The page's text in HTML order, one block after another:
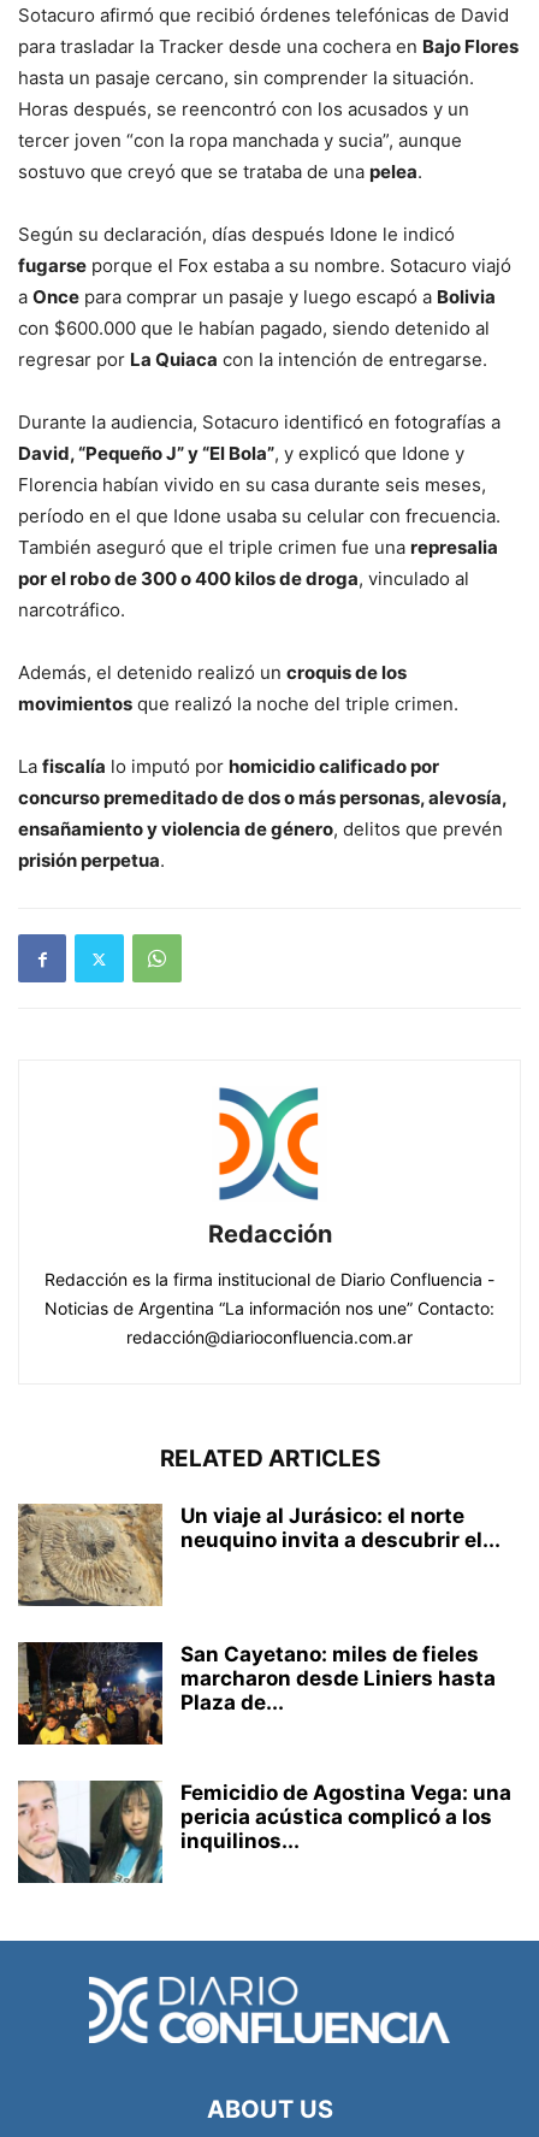
Sotacuro afirmó que recibió órdenes telefónicas de David
para trasladar la Tracker desde una cochera en Bajo Flores
hasta un pasaje cercano, sin comprender la situación.
Horas después, se reencontró con los acusados y un
tercer joven “con la ropa manchada y sucia”, aunque
sostuvo que creyó que se trataba de una pelea.
Según su declaración, días después Idone le indicó
fugarse porque el Fox estaba a su nombre. Sotacuro viajó
a Once para comprar un pasaje y luego escapó a Bolivia
con $600.000 que le habían pagado, siendo detenido al
regresar por La Quiaca con la intención de entregarse.
Durante la audiencia, Sotacuro identificó en fotografías a
David, “Pequeño J” y “El Bola”, y explicó que Idone y
Florencia habían vivido en su casa durante seis meses,
período en el que Idone usaba su celular con frecuencia.
También aseguró que el triple crimen fue una represalia
por el robo de 300 o 400 kilos de droga, vinculado al
narcotráfico.
Además, el detenido realizó un croquis de los
movimientos que realizó la noche del triple crimen.
La fiscalía lo imputó por homicidio calificado por
concurso premeditado de dos o más personas, alevosía,
ensañamiento y violencia de género, delitos que prevén
prisión perpetua.
Redacción
Redacción es la firma institucional de Diario Confluencia -
Noticias de Argentina “La información nos une” Contacto:
redacción@diarioconfluencia.com.ar
RELATED ARTICLES
Un viaje al Jurásico: el norte
neuquino invita a descubrir el...
San Cayetano: miles de fieles
marcharon desde Liniers hasta
Plaza de...
Femicidio de Agostina Vega: una
pericia acústica complicó a los
inquilinos...
ABOUT US